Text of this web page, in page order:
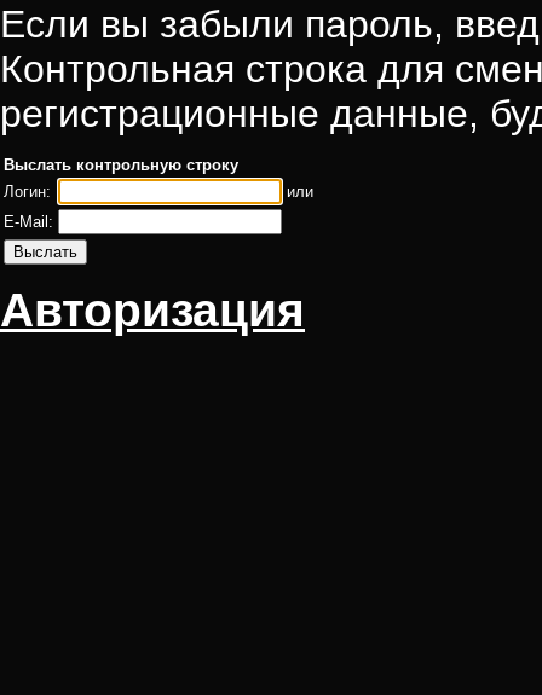
Если вы забыли пароль,
Контрольная строка для
регистрационные данные,
Выслать контрольную строку
Логин:
или
E-Mail:
Авторизация